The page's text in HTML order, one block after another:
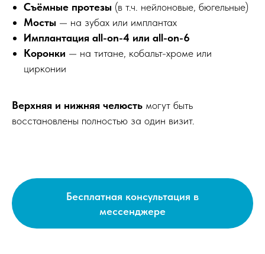
Съёмные протезы (в т.ч. нейлоновые, бюгельные)
Мосты — на зубах или имплантах
Имплантация all-on-4 или all-on-6
Коронки — на титане, кобальт-хроме или
цирконии
Верхняя и нижняя челюсть могут быть
восстановлены полностью за один визит.
Бесплатная консультация в
мессенджере